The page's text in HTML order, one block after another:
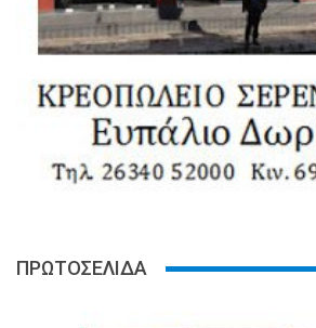
ΠΡΩΤΟΣΕΛΙΔΑ